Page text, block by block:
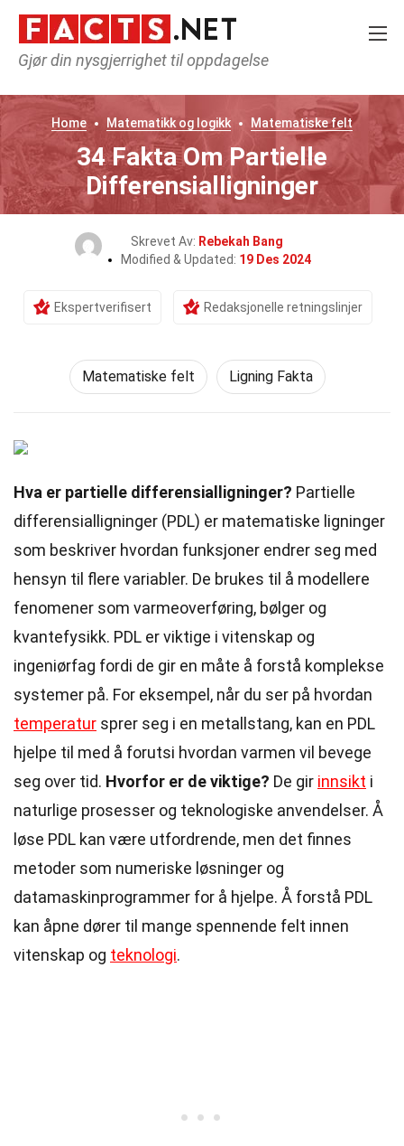
Gjør din nysgjerrighet til oppdagelse
Home Matematikk og logikk Matematiske felt
34 Fakta Om Partielle
Differensialligninger
Skrevet Av: Rebekah Bang
Modified & Updated: 19 Des 2024
Ekspertverifisert Redaksjonelle retningslinjer
Matematiske felt Ligning Fakta
Hva er partielle differensialligninger? Partielle
differensialligninger (PDL) er matematiske ligninger
som beskriver hvordan funksjoner endrer seg med
hensyn til flere variabler. De brukes til å modellere
fenomener som varmeoverføring, bølger og
kvantefysikk. PDL er viktige i vitenskap og
ingeniørfag fordi de gir en måte å forstå komplekse
systemer på. For eksempel, når du ser på hvordan
temperatur sprer seg i en metallstang, kan en PDL
hjelpe til med å forutsi hvordan varmen vil bevege
seg over tid. Hvorfor er de viktige? De gir innsikt i
naturlige prosesser og teknologiske anvendelser. Å
løse PDL kan være utfordrende, men det finnes
metoder som numeriske løsninger og
datamaskinprogrammer for å hjelpe. Å forstå PDL
kan åpne dører til mange spennende felt innen
vitenskap og teknologi.